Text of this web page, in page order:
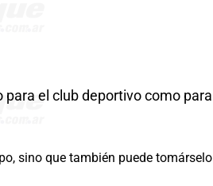
el club deportivo como para
sino que también puede tomárselo